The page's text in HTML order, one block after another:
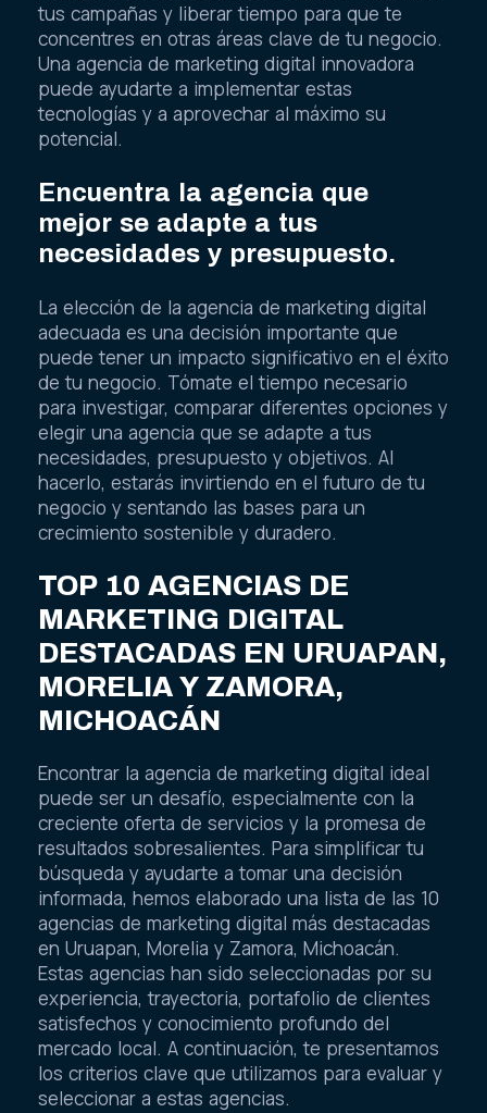
tus campañas y liberar tiempo para que te
concentres en otras áreas clave de tu negocio.
Una agencia de marketing digital innovadora
puede ayudarte a implementar estas
tecnologías y a aprovechar al máximo su
potencial.
Encuentra la agencia que
mejor se adapte a tus
necesidades y presupuesto.
La elección de la agencia de marketing digital
adecuada es una decisión importante que
puede tener un impacto significativo en el éxito
de tu negocio. Tómate el tiempo necesario
para investigar, comparar diferentes opciones y
elegir una agencia que se adapte a tus
necesidades, presupuesto y objetivos. Al
hacerlo, estarás invirtiendo en el futuro de tu
negocio y sentando las bases para un
crecimiento sostenible y duradero.
TOP 10 AGENCIAS DE
MARKETING DIGITAL
DESTACADAS EN URUAPAN,
MORELIA Y ZAMORA,
MICHOACÁN
Encontrar la agencia de marketing digital ideal
puede ser un desafío, especialmente con la
creciente oferta de servicios y la promesa de
resultados sobresalientes. Para simplificar tu
búsqueda y ayudarte a tomar una decisión
informada, hemos elaborado una lista de las 10
agencias de marketing digital más destacadas
en Uruapan, Morelia y Zamora, Michoacán.
Estas agencias han sido seleccionadas por su
experiencia, trayectoria, portafolio de clientes
satisfechos y conocimiento profundo del
mercado local. A continuación, te presentamos
los criterios clave que utilizamos para evaluar y
seleccionar a estas agencias.